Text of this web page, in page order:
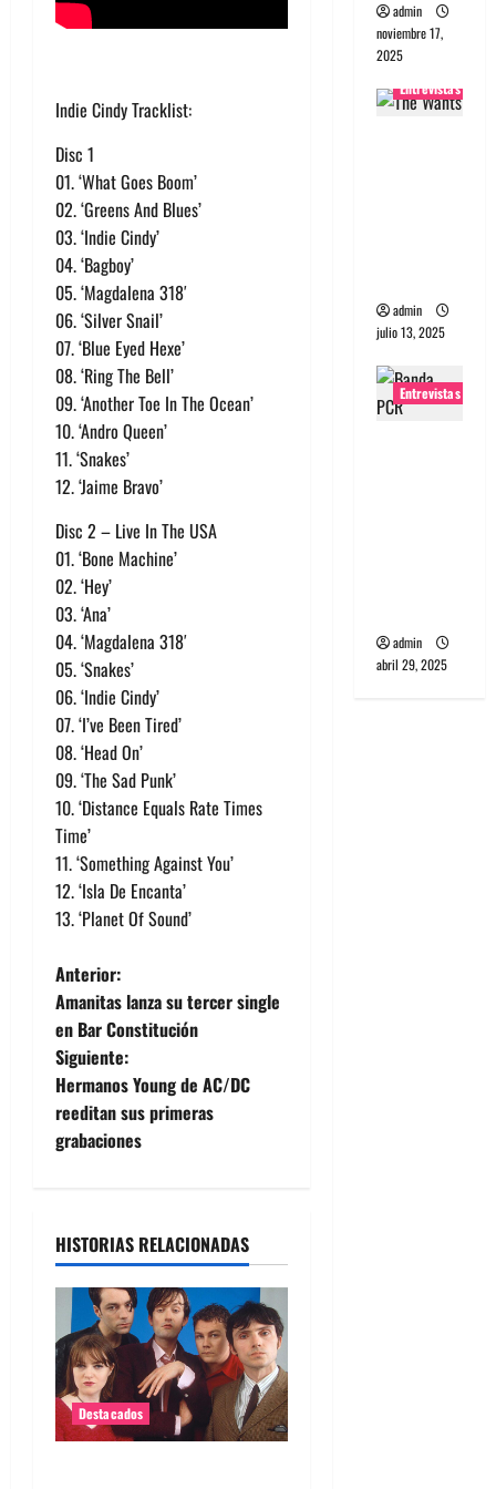
Indie Cindy Tracklist:
Disc 1
01. ‘What Goes Boom’
02. ‘Greens And Blues’
03. ‘Indie Cindy’
04. ‘Bagboy’
05. ‘Magdalena 318′
06. ‘Silver Snail’
07. ‘Blue Eyed Hexe’
08. ‘Ring The Bell’
09. ‘Another Toe In The Ocean’
10. ‘Andro Queen’
11. ‘Snakes’
12. ‘Jaime Bravo’
Disc 2 – Live In The USA
01. ‘Bone Machine’
02. ‘Hey’
03. ‘Ana’
04. ‘Magdalena 318′
05. ‘Snakes’
06. ‘Indie Cindy’
07. ‘I’ve Been Tired’
08. ‘Head On’
09. ‘The Sad Punk’
10. ‘Distance Equals Rate Times
Time’
11. ‘Something Against You’
12. ‘Isla De Encanta’
13. ‘Planet Of Sound’
N
a
v
e
g
c
ó
n
d
Anterior:
Amanitas lanza su tercer single
en Bar Constitución
Siguiente:
Hermanos Young de AC/DC
reeditan sus primeras
grabaciones
HISTORIAS RELACIONADAS
Destacados
admin
noviembre 17,
2025
Entrevistas
admin
julio 13, 2025
Entrevistas
admin
abril 29, 2025